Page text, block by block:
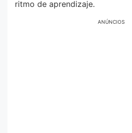
ritmo de aprendizaje.
ANÚNCIOS